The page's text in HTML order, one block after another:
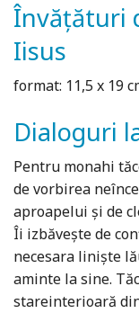
Învățături
Iisus
format: 11,5 x 19
Dialoguri
Pentru monahi
de vorbirea
aproapelui și de
Îi izbăvește de
necesara liniște
aminte la sine.
stareinterioară